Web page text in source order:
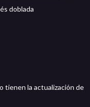
doblada
tienen la actualización de